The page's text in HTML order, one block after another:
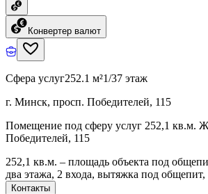
Конвертер валют
Сфера услуг252.1 м²1/37 этаж
г. Минск, просп. Победителей, 115
Помещение под сферу услуг 252,1 кв.м.
Победителей, 115
252,1 кв.м. – площадь объекта под
два этажа, 2 входа, вытяжка под
Контакты